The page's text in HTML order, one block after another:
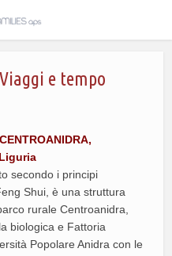
e tempo
secondo i principi
Shui, è una struttura
rurale Centroanidra,
biologica e Fattoria
Popolare Anidra con le